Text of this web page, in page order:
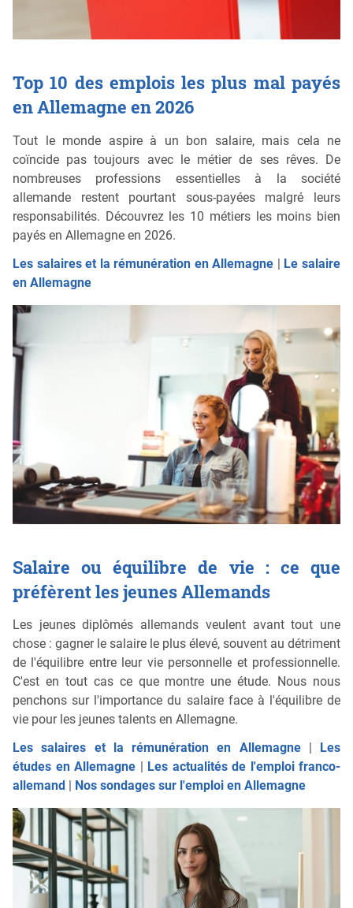
Top 10 des emplois les plus mal payés
en Allemagne en 2026
Tout le monde aspire à un bon salaire, mais cela ne
coïncide pas toujours avec le métier de ses rêves. De
nombreuses professions essentielles à la société
allemande restent pourtant sous-payées malgré leurs
responsabilités. Découvrez les 10 métiers les moins bien
payés en Allemagne en 2026.
Les salaires et la rémunération en Allemagne | Le salaire
en Allemagne
Salaire ou équilibre de vie : ce que
préfèrent les jeunes Allemands
Les jeunes diplômés allemands veulent avant tout une
chose : gagner le salaire le plus élevé, souvent au détriment
de l'équilibre entre leur vie personnelle et professionnelle.
C'est en tout cas ce que montre une étude. Nous nous
penchons sur l'importance du salaire face à l'équilibre de
vie pour les jeunes talents en Allemagne.
Les salaires et la rémunération en Allemagne|
Les
études en Allemagne
Les actualités de l'emploi franco-
allemand
Nos sondages sur l'emploi en Allemagne